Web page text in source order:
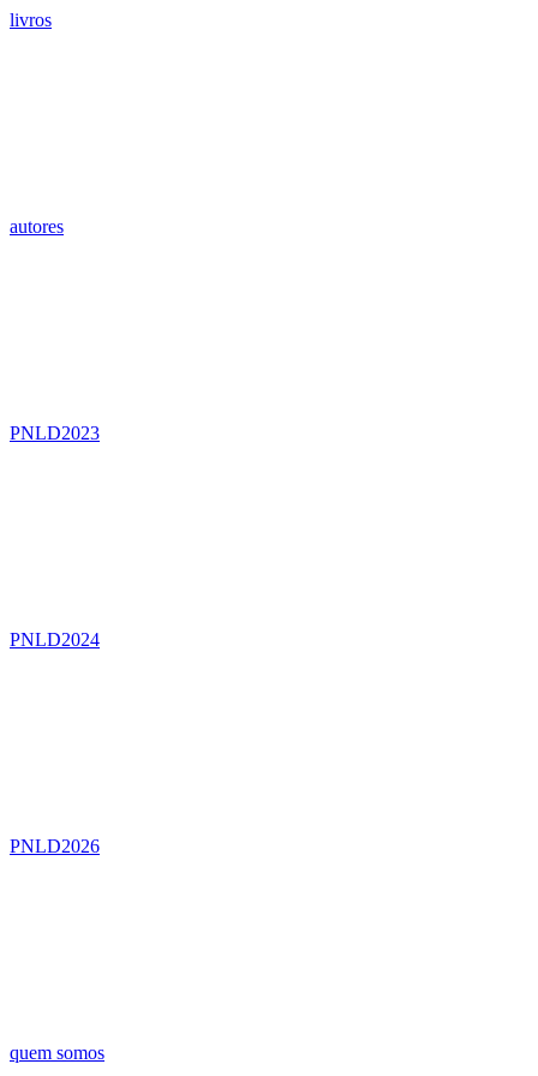
livros
autores
PNLD2023
PNLD2024
PNLD2026
quem somos